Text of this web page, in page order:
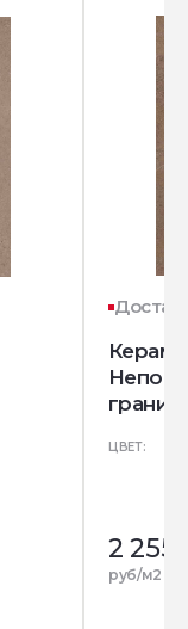
гранит)
ЦВЕТ:
2 255
руб/м2